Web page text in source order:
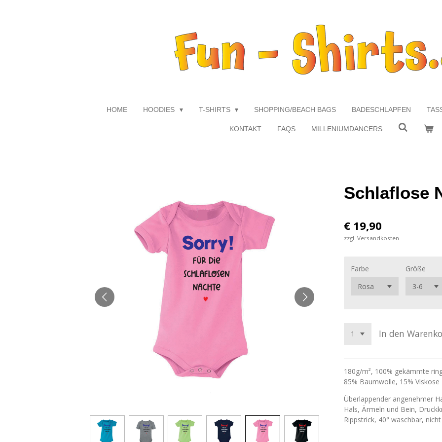
HOME HOODIES T-SHIRTS SHOPPING/BEACH BAGS BADESCHLAPFEN
KONTAKT FAQS MILLENIUMDANCERS
Schlaflose
€ 19,90
zzgl. Versandkosten
Farbe Größe
In den
180g/m², 100% gekämmte
85% Baumwolle, 15% Viskose
Überlappender angenehmer
Hals, Ärmeln und Bein,
Rippstrick, 40° waschbar,